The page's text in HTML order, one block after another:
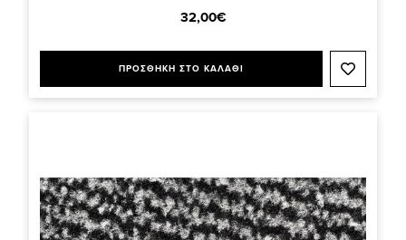
32,00€
ΠΡΟΣΘΗΚΗ ΣΤΟ ΚΑΛΑΘΙ